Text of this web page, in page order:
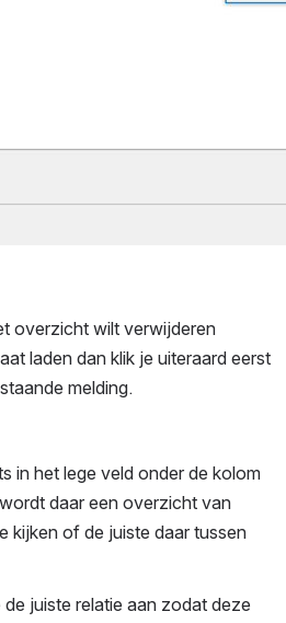
overzicht wilt verwijderen
laden dan klik je uiteraard eerst
melding.
in het lege veld onder de kolom
daar een overzicht van
kijken of de juiste daar tussen
juiste relatie aan zodat deze